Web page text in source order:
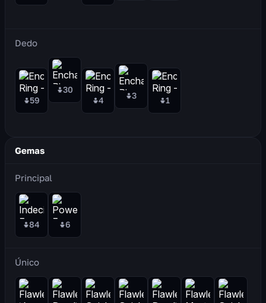
Dedo
59
30
4
3 1
Gemas
Principal
84 6
Único